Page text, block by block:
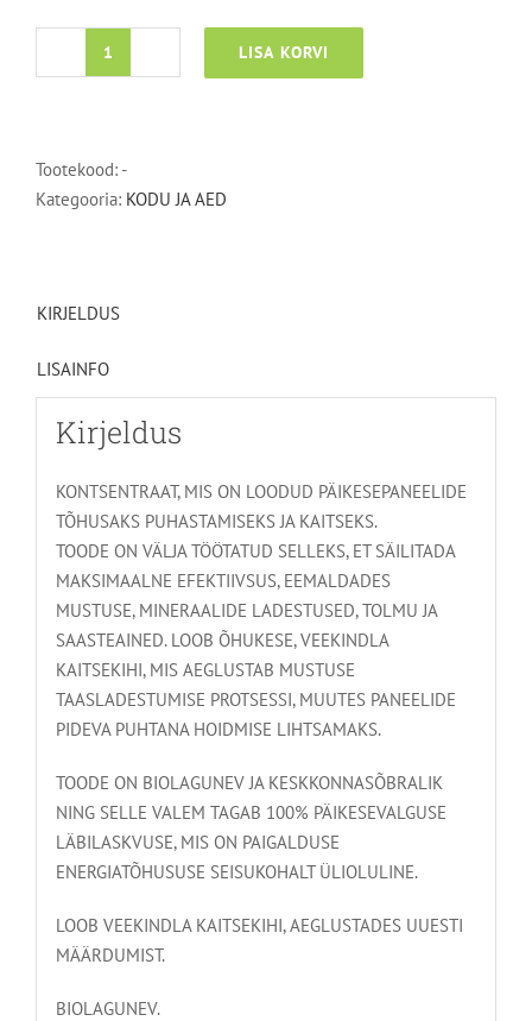
Päikesepaneelide
LISA KORVI
Tootekood: -
Kategooria: KODU JA AED
KIRJELDUS
LISAINFO
Kirjeldus
KONTSENTRAAT, MIS ON LOODUD PÄIKESEPANEELIDE
TÕHUSAKS PUHASTAMISEKS JA KAITSEKS.
TOODE ON VÄLJA TÖÖTATUD SELLEKS, ET SÄILITADA
MAKSIMAALNE EFEKTIIVSUS, EEMALDADES
MUSTUSE, MINERAALIDE LADESTUSED, TOLMU JA
SAASTEAINED. LOOB ÕHUKESE, VEEKINDLA
KAITSEKIHI, MIS AEGLUSTAB MUSTUSE
TAASLADESTUMISE PROTSESSI, MUUTES PANEELIDE
PIDEVA PUHTANA HOIDMISE LIHTSAMAKS.
TOODE ON BIOLAGUNEV JA KESKKONNASÕBRALIK
NING SELLE VALEM TAGAB 100% PÄIKESEVALGUSE
LÄBILASKVUSE, MIS ON PAIGALDUSE
ENERGIATÕHUSUSE SEISUKOHALT ÜLIOLULINE.
LOOB VEEKINDLA KAITSEKIHI, AEGLUSTADES UUESTI
MÄÄRDUMIST.
BIOLAGUNEV.